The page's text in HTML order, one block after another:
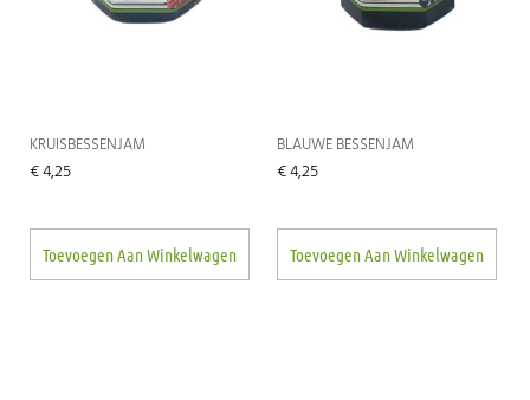
KRUISBESSENJAM
€4,25
Toevoegen Aan Winkelwagen
BLAUWE BESSENJAM
€4,25
Toevoegen Aan Winkelwagen